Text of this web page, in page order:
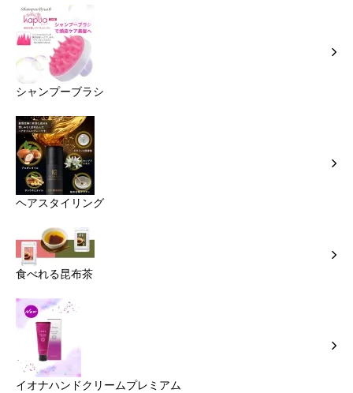
シャンプーブラシ
ヘアスタイリング
食べれる昆布茶
イオナハンドクリームプレミアム